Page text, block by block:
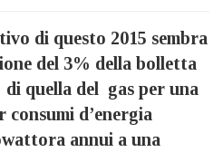
di questo 2015 sembra
del 3% della bolletta
di quella del gas per una
d’energia
annui a una